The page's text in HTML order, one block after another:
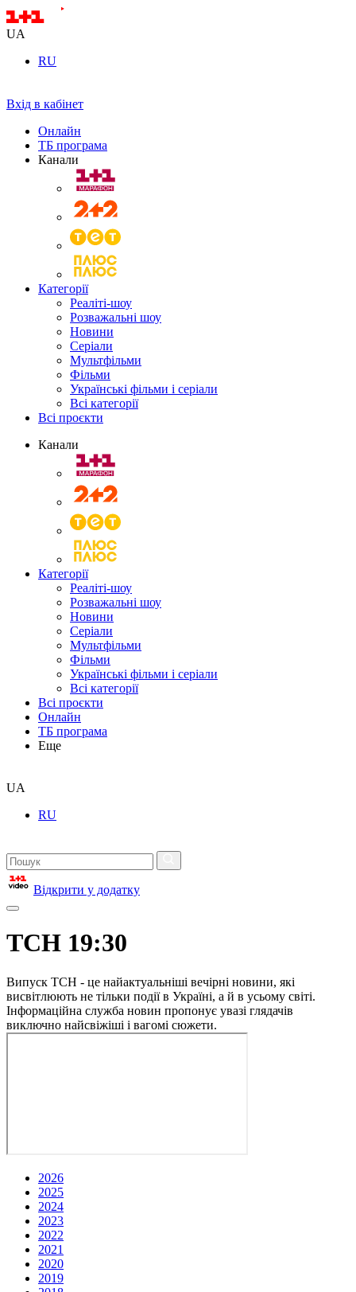
UA
RU
Вхід в кабінет
Онлайн
ТБ програма
Канали
Категорії
Реаліті-шоу
Розважальні шоу
Новини
Серіали
Мультфільми
Фільми
Українські фільми і серіали
Всі категорії
Всі проєкти
Канали
Категорії
Реаліті-шоу
Розважальні шоу
Новини
Серіали
Мультфільми
Фільми
Українські фільми і серіали
Всі категорії
Всі проєкти
Онлайн
ТБ програма
Еще
UA
RU
Відкрити у додатку
ТСН 19:30
Випуск ТСН - це найактуальніші вечірні новини, які
висвітлюють не тільки події в Україні, а й в усьому світі.
Інформаційна служба новин пропонує увазі глядачів
виключно найсвіжіші і вагомі сюжети.
2026
2025
2024
2023
2022
2021
2020
2019